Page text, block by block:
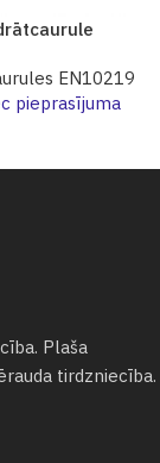
EN10219
pieprasījuma
Plaša
tirdzniecība.